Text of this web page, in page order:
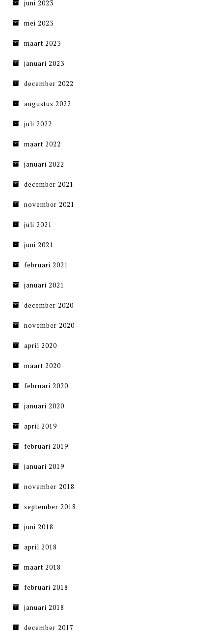
juni 2023
mei 2023
maart 2023
januari 2023
december 2022
augustus 2022
juli 2022
maart 2022
januari 2022
december 2021
november 2021
juli 2021
juni 2021
februari 2021
januari 2021
december 2020
november 2020
april 2020
maart 2020
februari 2020
januari 2020
april 2019
februari 2019
januari 2019
november 2018
september 2018
juni 2018
april 2018
maart 2018
februari 2018
januari 2018
december 2017